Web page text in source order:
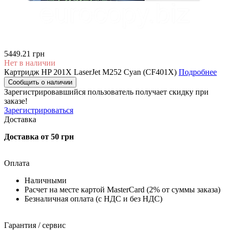
5449.21 грн
Нет в наличии
Картридж HP 201X LaserJet M252 Cyan (CF401X) Подробнее
Сообщить о наличии
Зарегистрировавшийся пользователь получает скидку при
заказе!
Зарегистрироваться
Доставка
Доставка от 50 грн
Оплата
Наличными
Расчет на месте картой MasterCard (2% от суммы заказа)
Безналичная оплата (с НДС и без НДС)
Гарантия / сервис